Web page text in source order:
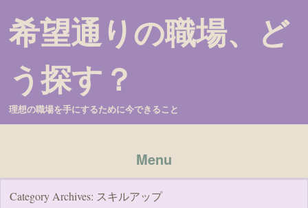
希望通りの職場、ど
う探す？
理想の職場を手にするために今できること
Menu
Category Archives: スキルアップ